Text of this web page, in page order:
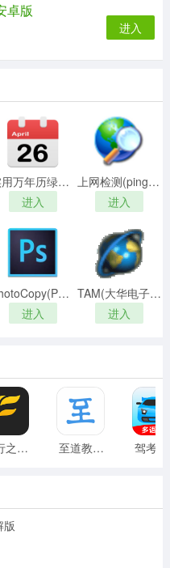
料免费开放。
方式供你选择。
海量的教学课程资源，
学习情况，有针对性地加
行咨询，线上老师实时为
高了搜索结果的准确性
卓版
进入
实用万年历绿色破解版 v6.26(去广告)
进入
上网检测(ping监控软件)v1.0绿色免费版
进入
PhotoCopy(PS图片叠加插件)v2.0.9.1
进入
TAM(大华电子秤软件) V4.0 官方版
进入
飞行之翼 v7.0.0 安卓版 至道教育管理服务平台 v3.0.12 安卓版
版